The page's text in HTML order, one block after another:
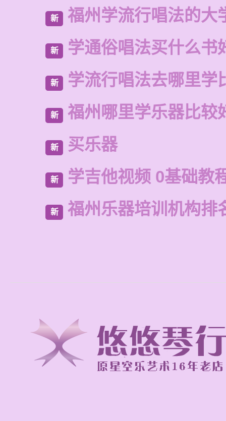
新 福州学流行唱法的大
新 学通俗唱法买什么书
新 学流行唱法去哪里学
新 福州哪里学乐器比较
新 买乐器
新 学吉他视频 0基础教
新 福州乐器培训机构排